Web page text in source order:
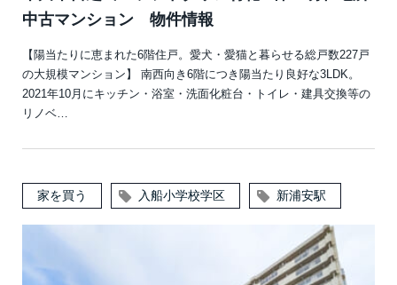
中古マンション 物件情報
【陽当たりに恵まれた6階住戸。愛犬・愛猫と暮らせる総戸数227戸
の大規模マンション】 南西向き6階につき陽当たり良好な3LDK。
2021年10月にキッチン・浴室・洗面化粧台・トイレ・建具交換等の
リノベ…
家を買う 入船小学校学区 新浦安駅